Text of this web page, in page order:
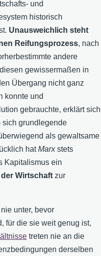
und
historisch
Unausweichlich steht
Reifungsprozess, nach
andere
gewissermaßen in
Übergang nicht ganz
konnte und
gebrauchte, erklärt sich
sich grundlegende
als gewaltsame
hatMarxstets
Kapitalismus ein
Wirtschaft zur
unter, bevor
für die sie weit genug ist,
treten nie an die
derselben